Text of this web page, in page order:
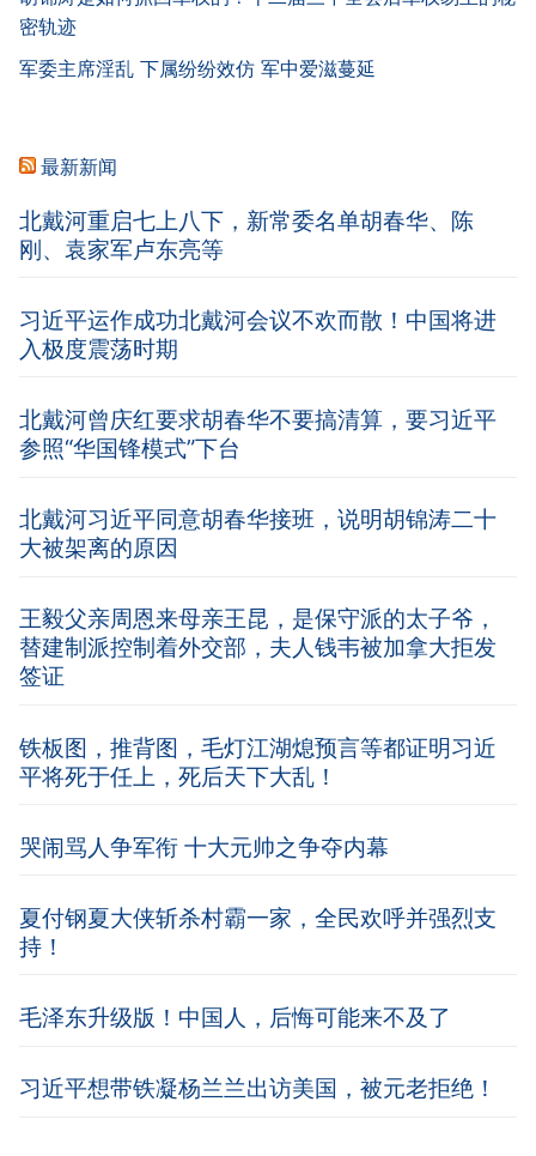
密轨迹
军委主席淫乱 下属纷纷效仿 军中爱滋蔓延
最新新闻
北戴河重启七上八下，新常委名单胡春华、陈
刚、袁家军卢东亮等
习近平运作成功北戴河会议不欢而散！中国将进
入极度震荡时期
北戴河曾庆红要求胡春华不要搞清算，要习近平
参照“华国锋模式”下台
北戴河习近平同意胡春华接班，说明胡锦涛二十
大被架离的原因
王毅父亲周恩来母亲王昆，是保守派的太子爷，
替建制派控制着外交部，夫人钱韦被加拿大拒发
签证
铁板图，推背图，毛灯江湖熄预言等都证明习近
平将死于任上，死后天下大乱！
哭闹骂人争军衔 十大元帅之争夺内幕
夏付钢夏大侠斩杀村霸一家，全民欢呼并强烈支
持！
毛泽东升级版！中国人，后悔可能来不及了
习近平想带铁凝杨兰兰出访美国，被元老拒绝！